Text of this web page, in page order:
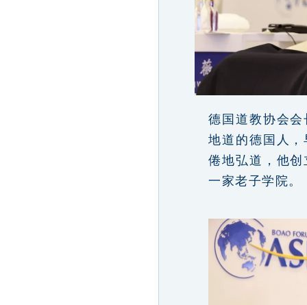
德国道教协会
地道的德国人
倦地弘道，他
一家老子学院。